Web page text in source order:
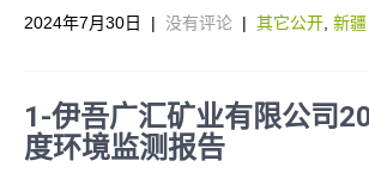
2024年7月30日 | 没有评论 | 其它公开 新疆
1-伊吾广汇矿业有限公司
度环境监测报告